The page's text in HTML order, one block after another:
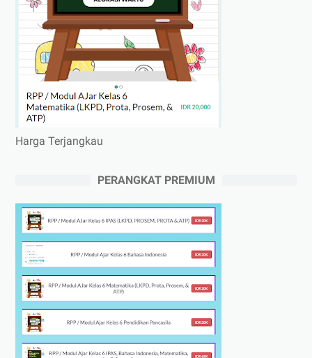
Harga Terjangkau
PERANGKAT PREMIUM